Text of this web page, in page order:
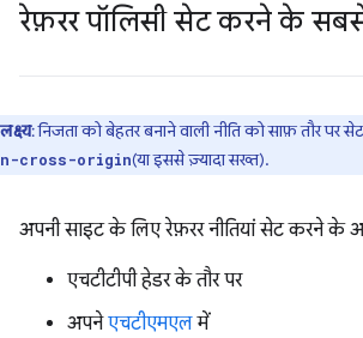
रेफ़रर पॉलिसी सेट करने के
लक्ष्य: निजता को बेहतर बनाने वाली नीति को साफ़ तौर पर
cross-origin(या इससे ज़्यादा सख्त).
अपनी साइट के लिए रेफ़रर नीतियां सेट करने
एचटीटीपी हेडर के तौर पर
अपनेएचटीएमएलमें